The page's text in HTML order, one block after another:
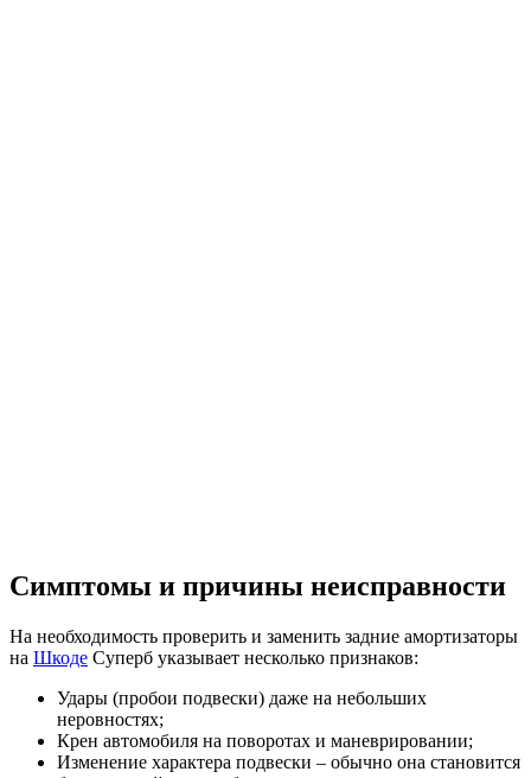
Симптомы и причины неисправности
На необходимость проверить и заменить задние амортизаторы
на Шкоде Суперб указывает несколько признаков:
Удары (пробои подвески) даже на небольших
неровностях;
Крен автомобиля на поворотах и маневрировании;
Изменение характера подвески – обычно она становится